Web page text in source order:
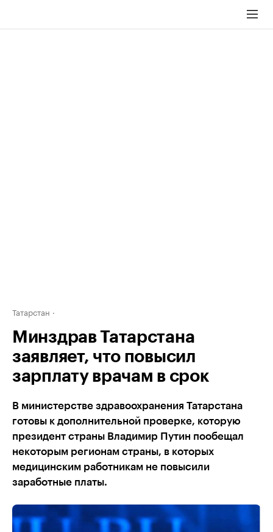
Татарстан
Минздрав Татарстана
заявляет, что повысил
зарплату врачам в срок
В министерстве здравоохранения Татарстана
готовы к дополнительной проверке, которую
президент страны Владимир Путин пообещал
некоторым регионам страны, в которых
медицинским работникам не повысили
заработные платы.